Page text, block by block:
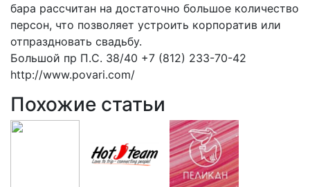
бара рассчитан на достаточно большое количество
персон, что позволяет устроить корпоратив или
отпраздновать свадьбу.
Большой пр П.С. 38/40 +7 (812) 233-70-42
http://www.povari.com/
Похожие статьи